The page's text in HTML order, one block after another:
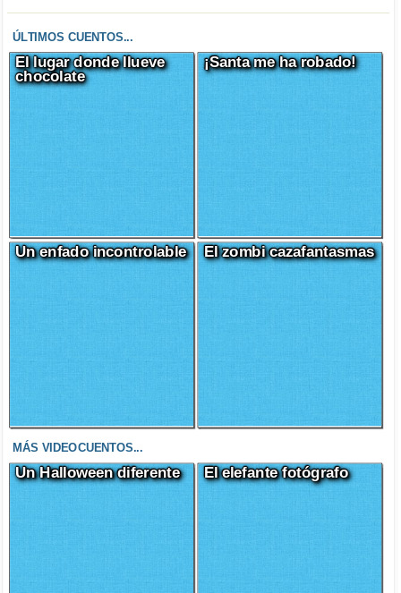
ÚLTIMOS CUENTOS...
El lugar donde llueve
chocolate
¡Santa me ha robado!
Un enfado incontrolable El zombi cazafantasmas
MÁS VIDEOCUENTOS...
Un Halloween diferente El elefante fotógrafo